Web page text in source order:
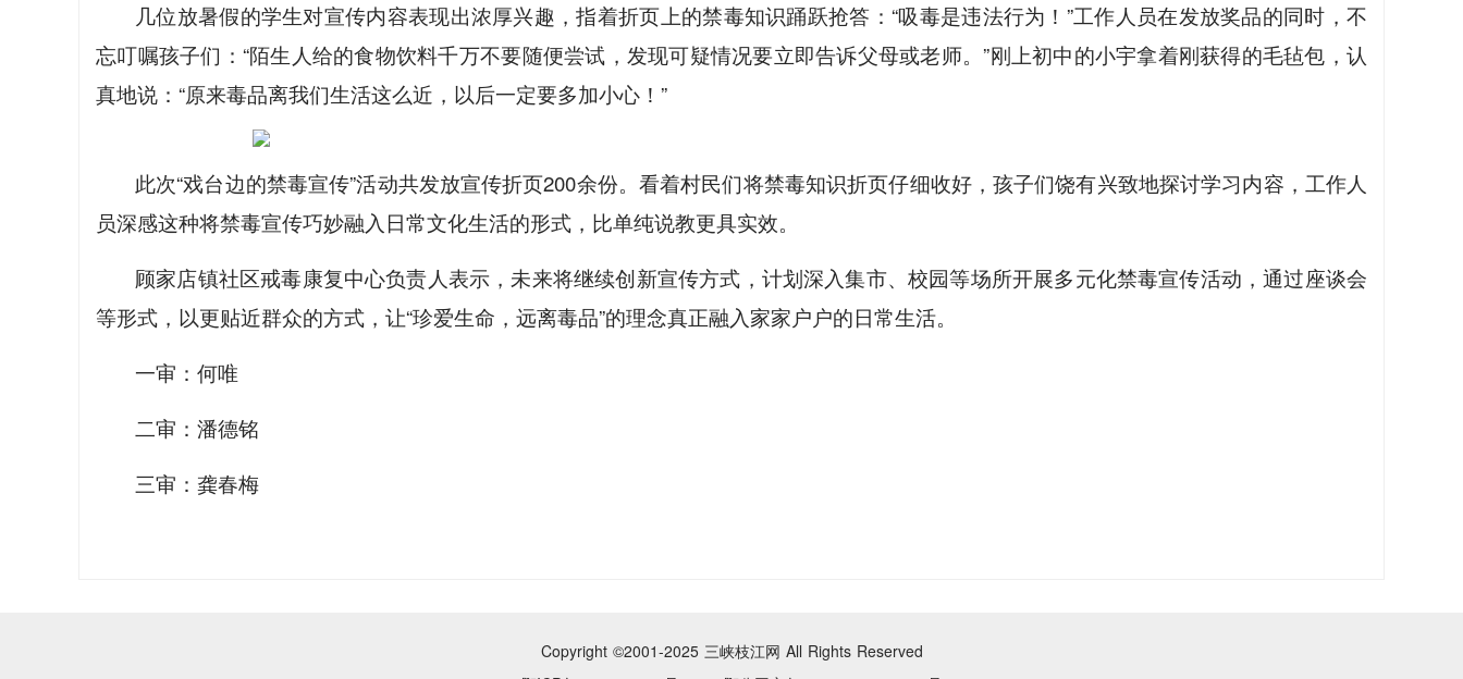
几位放暑假的学生对宣传内容表现出浓厚兴趣，指着折页上的禁毒知识踊跃抢答：“吸毒是违法行为！”工作人员在发放奖品的同时，不
忘叮嘱孩子们：“陌生人给的食物饮料千万不要随便尝试，发现可疑情况要立即告诉父母或老师。”刚上初中的小宇拿着刚获得的毛毡包，认
真地说：“原来毒品离我们生活这么近，以后一定要多加小心！”
此次“戏台边的禁毒宣传”活动共发放宣传折页200余份。看着村民们将禁毒知识折页仔细收好，孩子们饶有兴致地探讨学习内容，工作人
员深感这种将禁毒宣传巧妙融入日常文化生活的形式，比单纯说教更具实效。
顾家店镇社区戒毒康复中心负责人表示，未来将继续创新宣传方式，计划深入集市、校园等场所开展多元化禁毒宣传活动，通过座谈会
等形式，以更贴近群众的方式，让“珍爱生命，远离毒品”的理念真正融入家家户户的日常生活。
一审：何唯
二审：潘德铭
三审：龚春梅
Copyright ©2001-2025 三峡枝江网 All Rights Reserved